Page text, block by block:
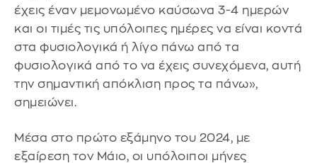
έχεις έναν μεμονωμένο καύσωνα 3-4 ημερών
και οι τιμές τις υπόλοιπες ημέρες να είναι κοντά
στα φυσιολογικά ή λίγο πάνω από τα
φυσιολογικά από το να έχεις συνεχόμενα, αυτή
την σημαντική απόκλιση προς τα πάνω»,
σημειώνει.
Μέσα στο πρώτο εξάμηνο του 2024, με
εξαίρεση τον Μάιο, οι υπόλοιποι μήνες